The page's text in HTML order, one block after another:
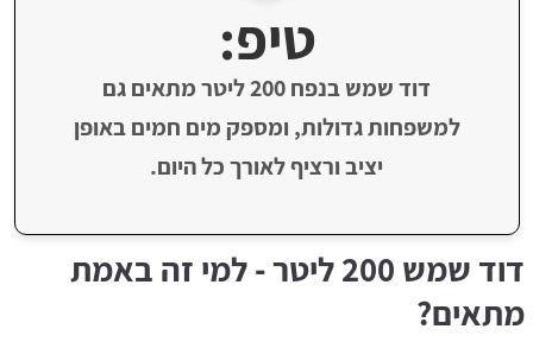
טיפ:
דוד שמש בנפח 200 ליטר מתאים גם
למשפחות גדולות, ומספק מים חמים באופן
יציב ורציף לאורך כל היום.
דוד שמש 200 ליטר - למי זה באמת
מתאים?